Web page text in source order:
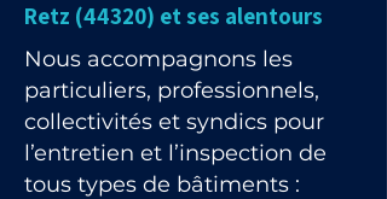
Retz (44320) et ses alentours
Nous accompagnons les
particuliers, professionnels,
collectivités et syndics pour
l’entretien et l’inspection de
tous types de bâtiments :